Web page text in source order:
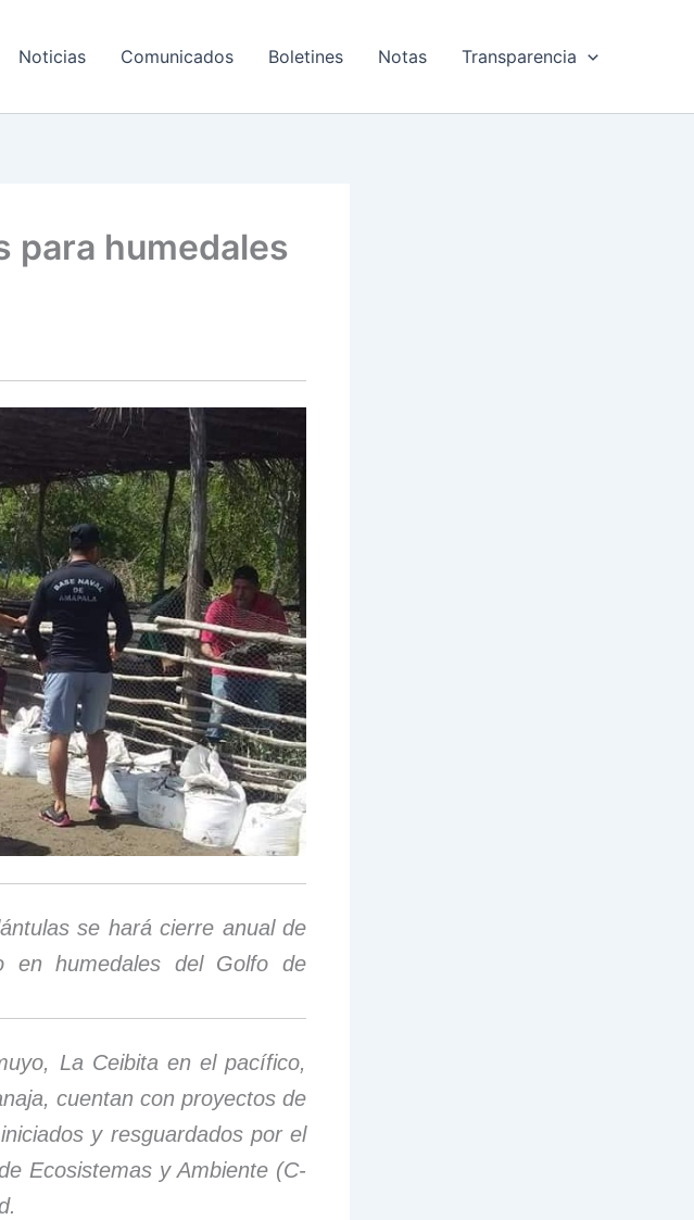
Noticias Comunicados Boletines Notas Transparencia
para humedales
se hará cierre anual de
en humedales del Golfo de
La Ceibita en el pacífico,
cuentan con proyectos de
y resguardados por el
Ecosistemas y Ambiente (C-